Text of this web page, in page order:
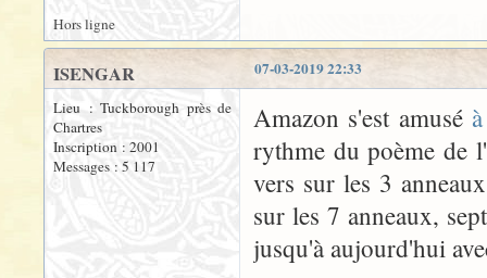
Hors ligne
07-03-2019 22:33
ISENGAR
Lieu : Tuckborough près de
Chartres
Inscription : 2001
Messages : 5 117
Amazon s'est amusé
rythme du poème de
vers sur les 3
sur les 7 anneaux,
jusqu'à aujourd'hui